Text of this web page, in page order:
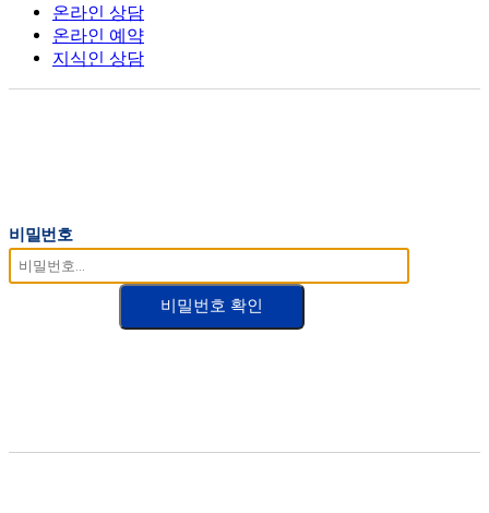
온라인 상담
온라인 예약
지식인 상담
비밀번호
비밀번호 확인